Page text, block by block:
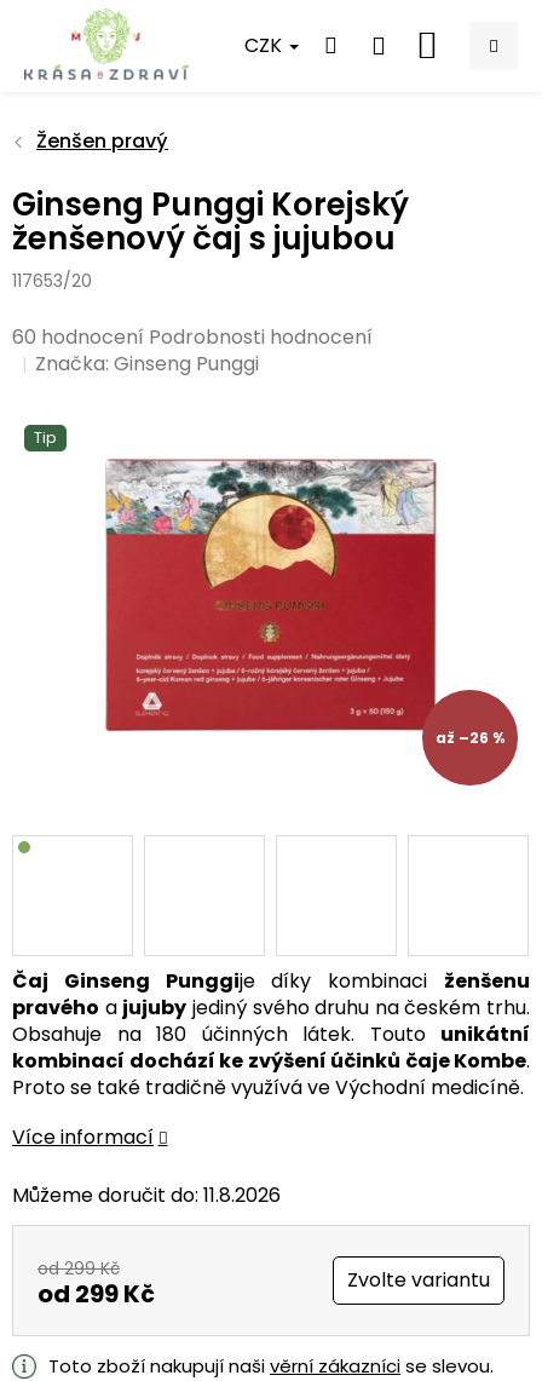
obsah
CZK
NÁKUPNÍ
Ženšen pravý
Ginseng Punggi Korejský
ženšenový čaj s jujubou
117653/20
Průměrné
hodnocení
4,8
hvězdiček.
60 hodnocení Podrobnosti hodnocení
Značka:Ginseng Punggi
až –26 %
Tip
Čaj Ginseng Punggije díky kombinaci ženšenu
pravého a jujuby jediný svého druhu na českém trhu.
Obsahuje na 180 účinných látek. Touto unikátní
kombinací dochází ke zvýšení účinků čaje Kombe.
Proto se také tradičně využívá ve Východní medicíně.
Více informací
Můžeme doručit do: 11.8.2026
od 299 Kč
od 299 Kč
cena:
Zvolte variantu
Toto zboží nakupují našivěrní zákaznícise slevou.